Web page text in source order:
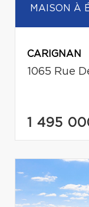
MAISON À
CARIGNAN
1065 Rue
1 495